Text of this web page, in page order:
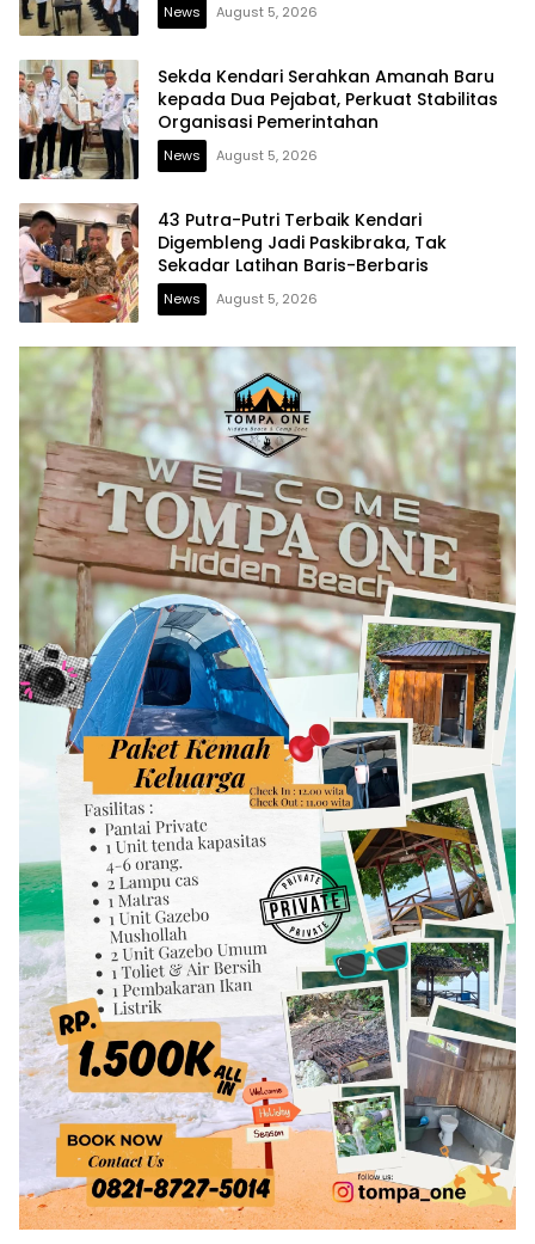
News August 5, 2026
Sekda Kendari Serahkan Amanah Baru
kepada Dua Pejabat, Perkuat Stabilitas
Organisasi Pemerintahan
News August 5, 2026
43 Putra-Putri Terbaik Kendari
Digembleng Jadi Paskibraka, Tak
Sekadar Latihan Baris-Berbaris
News August 5, 2026